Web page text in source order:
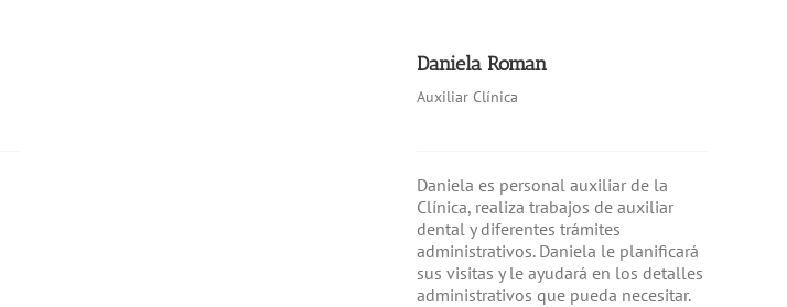
Daniela Roman
Auxiliar Clínica
Daniela es personal auxiliar de la
Clínica, realiza trabajos de auxiliar
dental y diferentes trámites
administrativos. Daniela le planificará
sus visitas y le ayudará en los detalles
administrativos que pueda necesitar.